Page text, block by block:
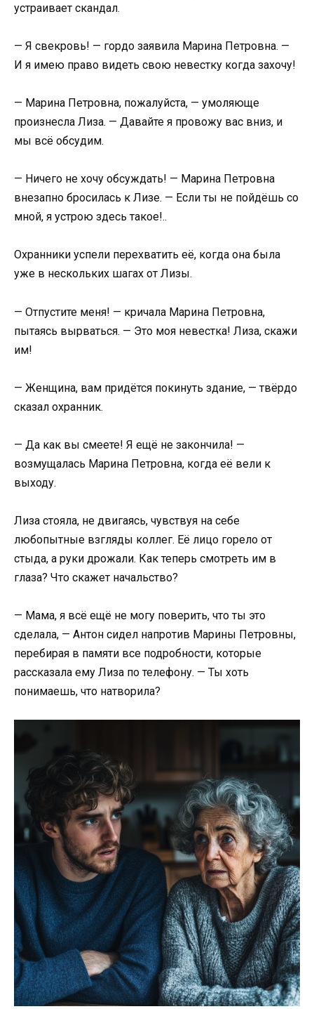
устраивает скандал.
— Я свекровь! — гордо заявила Марина Петровна. —
И я имею право видеть свою невестку когда захочу!
— Марина Петровна, пожалуйста, — умоляюще
произнесла Лиза. — Давайте я провожу вас вниз, и
мы всё обсудим.
— Ничего не хочу обсуждать! — Марина Петровна
внезапно бросилась к Лизе. — Если ты не пойдёшь со
мной, я устрою здесь такое!..
Охранники успели перехватить её, когда она была
уже в нескольких шагах от Лизы.
— Отпустите меня! — кричала Марина Петровна,
пытаясь вырваться. — Это моя невестка! Лиза, скажи
им!
— Женщина, вам придётся покинуть здание, — твёрдо
сказал охранник.
— Да как вы смеете! Я ещё не закончила! —
возмущалась Марина Петровна, когда её вели к
выходу.
Лиза стояла, не двигаясь, чувствуя на себе
любопытные взгляды коллег. Её лицо горело от
стыда, а руки дрожали. Как теперь смотреть им в
глаза? Что скажет начальство?
— Мама, я всё ещё не могу поверить, что ты это
сделала, — Антон сидел напротив Марины Петровны,
перебирая в памяти все подробности, которые
рассказала ему Лиза по телефону. — Ты хоть
понимаешь, что натворила?